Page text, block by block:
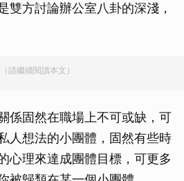
雙方討論辦公室八卦的深淺，
請繼續閱讀本文）
係固然在職場上不可或缺，可
人想法的小團體，固然有些時
心理來達成團體目標，可更多